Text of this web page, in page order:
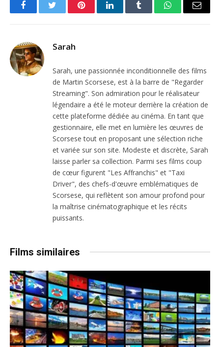
FacebookTwitter PinterestLinkedInTumblr WhatsAppEmail
Sarah
Sarah, une passionnée inconditionnelle des films
de Martin Scorsese, est à la barre de "Regarder
Streaming". Son admiration pour le réalisateur
légendaire a été le moteur derrière la création de
cette plateforme dédiée au cinéma. En tant que
gestionnaire, elle met en lumière les œuvres de
Scorsese tout en proposant une sélection riche
et variée sur son site. Modeste et discrète, Sarah
laisse parler sa collection. Parmi ses films coup
de cœur figurent "Les Affranchis" et "Taxi
Driver", des chefs-d'œuvre emblématiques de
Scorsese, qui reflètent son amour profond pour
la maîtrise cinématographique et les récits
puissants.
Films similaires